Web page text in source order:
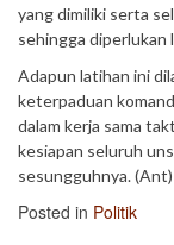
yang dimiliki serta
sehingga diperlukan
Adapun latihan ini
keterpaduan
dalam kerja sama
kesiapan seluruh
sesungguhnya. (Ant)
Posted in Politik